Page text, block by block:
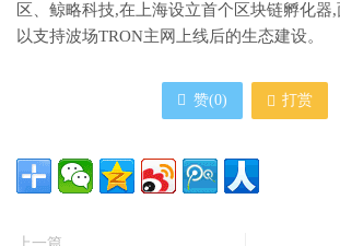
区、鲸略科技,在上海设立首个区块链孵化器
以支持波场TRON主网上线后的生态建设。
赞(0) 打赏